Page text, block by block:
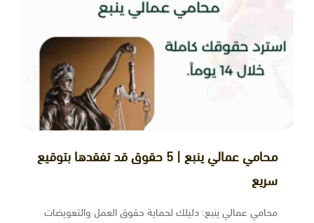
محامي عمالي ينبع | 5 حقوق قد تفقدها بتوقيع
سريع
محامي عمالي ينبع: دليلك لحماية حقوق العمل والتعويضات